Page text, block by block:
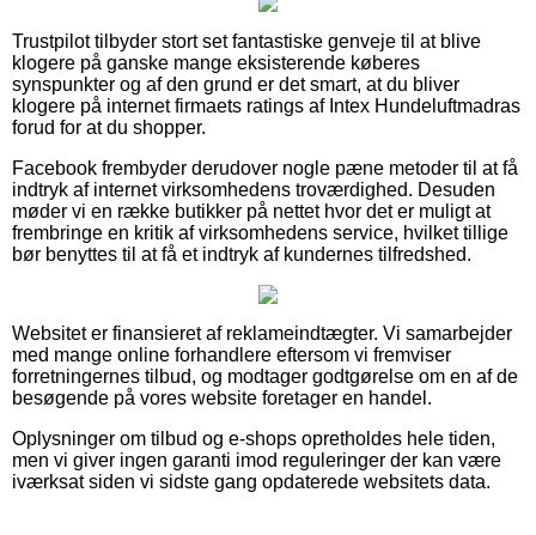
Trustpilot tilbyder stort set fantastiske genveje til at blive
klogere på ganske mange eksisterende køberes
synspunkter og af den grund er det smart, at du bliver
klogere på internet firmaets ratings af Intex Hundeluftmadras
forud for at du shopper.
Facebook frembyder derudover nogle pæne metoder til at få
indtryk af internet virksomhedens troværdighed. Desuden
møder vi en række butikker på nettet hvor det er muligt at
frembringe en kritik af virksomhedens service, hvilket tillige
bør benyttes til at få et indtryk af kundernes tilfredshed.
Websitet er finansieret af reklameindtægter. Vi samarbejder
med mange online forhandlere eftersom vi fremviser
forretningernes tilbud, og modtager godtgørelse om en af de
besøgende på vores website foretager en handel.
Oplysninger om tilbud og e-shops opretholdes hele tiden,
men vi giver ingen garanti imod reguleringer der kan være
iværksat siden vi sidste gang opdaterede websitets data.